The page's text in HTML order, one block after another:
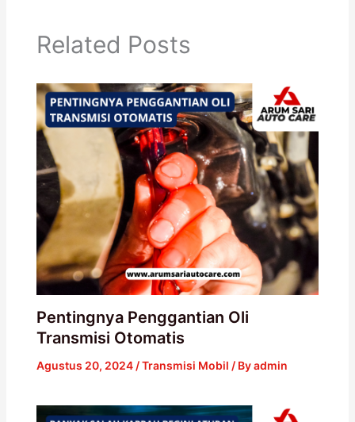
Related Posts
Pentingnya Penggantian Oli
Transmisi Otomatis
Agustus 20, 2024/Transmisi Mobil / Byadmin